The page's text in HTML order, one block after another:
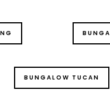
BUNGALOW TUCAN